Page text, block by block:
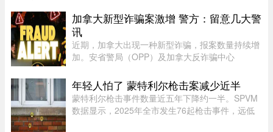
加拿大新型诈骗案激增 警方：留意几大警
讯
近期，加拿大出现一种新型诈骗，报案数量持续增
加。安省警局（OPP）及加拿大反诈骗中心
府机构，已针对这类手法日益复杂的骗局发出警
告。加拿大四大电信公司——罗渣士 ...
年轻人怕了 蒙特利尔枪击案减少近半
蒙特利尔枪击事件数量近五年下降约一半。SPVM
数据显示，2025年全市发生76起枪击事件，远低